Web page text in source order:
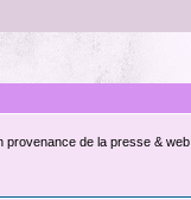
de la presse & web